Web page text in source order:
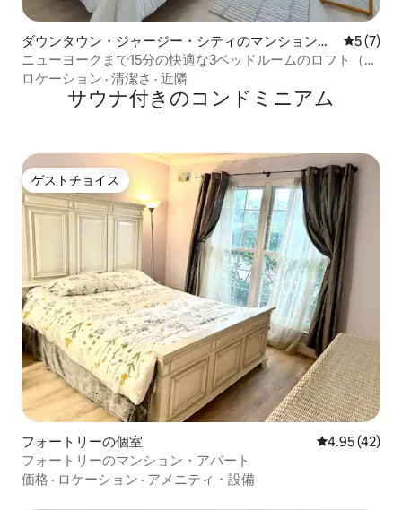
ダウンタウン・ジャージー・シティのマンション・
アパート
レビュー
5 (7)
ニューヨークまで15分の快適な3ベッドルームのロフト（眺
望、ジム、シャトル付き）
ロケーション · 清潔さ · 近隣
サウナ付きのコンドミニアム
ゲストチョイス
ゲストチョイス
フォートリーの個室 レビュー42
4.95 (42)
フォートリーのマンション・アパート
価格 · ロケーション · アメニティ・設備